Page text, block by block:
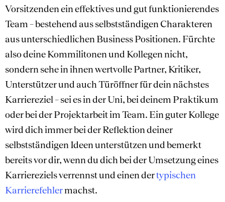
Vorsitzenden ein effektives und gut funktionierendes
Team – bestehend aus selbstständigen Charakteren
aus unterschiedlichen Business Positionen. Fürchte
also deine Kommilitonen und Kollegen nicht,
sondern sehe in ihnen wertvolle Partner, Kritiker,
Unterstützer und auch Türöffner für dein nächstes
Karriereziel – sei es in der Uni, bei deinem Praktikum
oder bei der Projektarbeit im Team. Ein guter Kollege
wird dich immer bei der Reflektion deiner
selbstständigen Ideen unterstützen und bemerkt
bereits vor dir, wenn du dich bei der Umsetzung eines
Karriereziels verrennst und einen dertypischen
Karrierefehlermachst.